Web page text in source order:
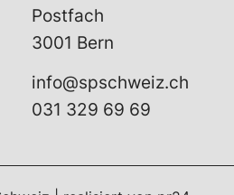
Postfach
3001 Bern
info@spschweiz.ch
031 329 69 69